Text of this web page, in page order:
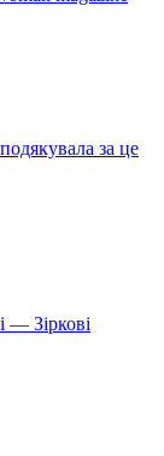
за це
— Зіркові